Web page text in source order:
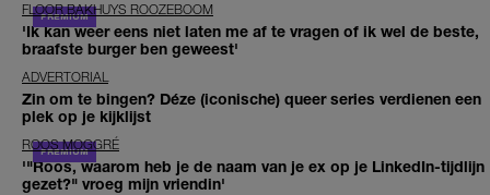
FLOOR BAKHUYS ROOZEBOOM
'Ik kan weer eens niet laten me af te vragen of ik wel de beste,
braafste burger ben geweest'
ADVERTORIAL
Zin om te bingen? Déze (iconische) queer series verdienen een
plek op je kijklijst
ROOS MOGGRÉ
'"Roos, waarom heb je de naam van je ex op je LinkedIn-tijdlijn
gezet?" vroeg mijn vriendin'